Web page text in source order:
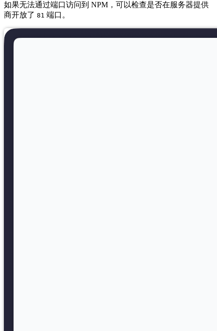
如果无法通过端口访问到 NPM，可以检查是否在服务器提供
商开放了 81 端口。